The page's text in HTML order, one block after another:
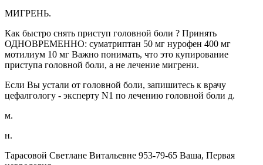
МИГРЕНЬ.
Как быстро снять приступ головной боли ? Принять
ОДНОВРЕМЕННО: суматриптан 50 мг нурофен 400 мг
мотилиум 10 мг Важно понимать, что это купирование
приступа головной боли, а не лечение мигрени.
Если Вы устали от головной боли, запишитесь к врачу
цефалгологу - эксперту N1 по лечению головной боли д.
м.
н.
Тарасовой Светлане Витальевне ️953-79-65 Ваша, Первая